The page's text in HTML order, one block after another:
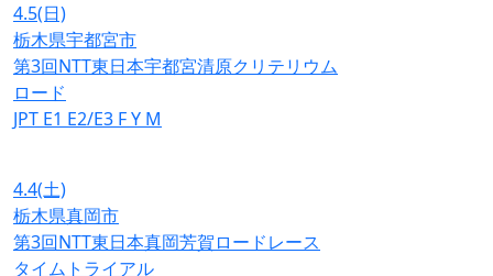
4.5(日)
栃木県宇都宮市
第3回NTT東日本宇都宮清原クリテリウム
ロード
JPT E1 E2/E3 FY M
4.4(土)
栃木県真岡市
第3回NTT東日本真岡芳賀ロードレース
タイムトライアル